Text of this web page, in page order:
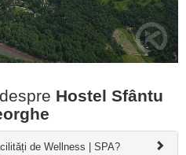
Hostel Sfântu
de Wellness | SPA?